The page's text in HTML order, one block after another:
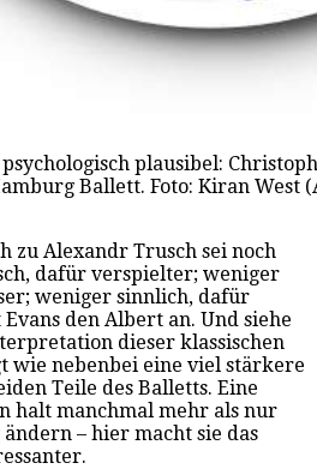
plausibel:
Ballett. Foto: Kiran West
zu Alexandr Trusch sei noch
dafür verspielter; weniger
weniger sinnlich, dafür
den Albert an. Und siehe
dieser klassischen
wie nebenbei eine viel stärkere
Teile des Balletts. Eine
halt manchmal mehr als nur
– hier macht sie das